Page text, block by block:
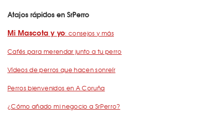
Atajos rápidos en SrPerro
Mi Mascota y yo: consejos y más
Cafés para merendar junto a tu perro
Vídeos de perros que hacen sonreír
Perros bienvenidos en A Coruña
¿Cómo añado mi negocio a SrPerro?